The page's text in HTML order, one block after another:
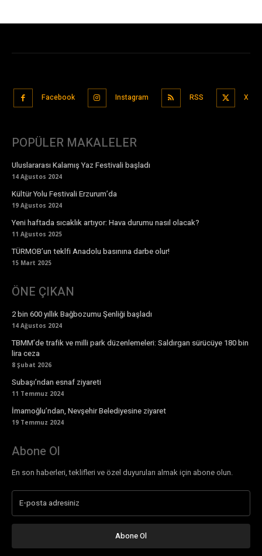
Facebook Instagram RSS X
POPÜLER MAKALELER
Uluslararası Kalamış Yaz Festivali başladı
14 Ağustos 2024
Kültür Yolu Festivali Erzurum’da
19 Ağustos 2024
Yeni haftada sıcaklık artıyor: Hava durumu nasıl olacak?
11 Ağustos 2025
TÜRMOB’un teklfi Anadolu basınına darbe olur!
15 Mart 2025
ÖNE ÇIKAN
2 bin 600 yıllık Bağbozumu Şenliği başladı
14 Ağustos 2024
TBMM’de trafik ve milli park düzenlemeleri: Saldırgan sürücüye 180 bin
lira ceza
8 Şubat 2026
Subaşı’ndan esnaf ziyareti
11 Temmuz 2024
İmamoğlu’ndan, Nevşehir Belediyesine ziyaret
19 Temmuz 2024
Abone Ol
En son haberleri, teklifleri ve özel duyuruları almak için abone olun.
Abone Ol